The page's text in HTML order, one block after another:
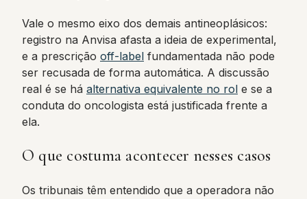
Vale o mesmo eixo dos demais antineoplásicos:
registro na Anvisa afasta a ideia de experimental,
e a prescrição off-label fundamentada não pode
ser recusada de forma automática. A discussão
real é se há alternativa equivalente no rol e se a
conduta do oncologista está justificada frente a
ela.
O que costuma acontecer nesses casos
Os tribunais têm entendido que a operadora não